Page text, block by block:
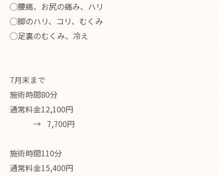
◯腰痛、お尻の痛み、ハリ
◯脚のハリ、コリ、むくみ
◯足裏のむくみ、冷え
7月末まで
施術時間80分
通常料金12,100円
→ 7,700円
施術時間110分
通常料金15,400円